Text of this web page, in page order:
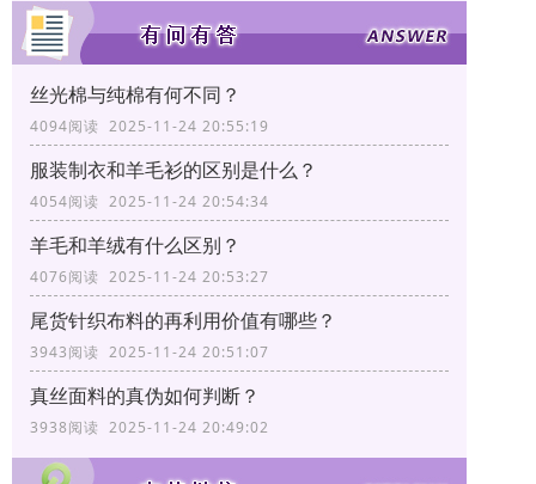
丝光棉与纯棉有何不同？
4094阅读 2025-11-24 20:55:19
服装制衣和羊毛衫的区别是什么？
4054阅读 2025-11-24 20:54:34
羊毛和羊绒有什么区别？
4076阅读 2025-11-24 20:53:27
尾货针织布料的再利用价值有哪些？
3943阅读 2025-11-24 20:51:07
真丝面料的真伪如何判断？
3938阅读 2025-11-24 20:49:02